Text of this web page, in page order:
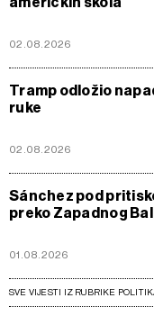
02.08.2026
Tramp odložio
ruke
02.08.2026
Sánchez pod
preko Zapadnog
01.08.2026
SVE VIJESTI IZ RUBRIKE